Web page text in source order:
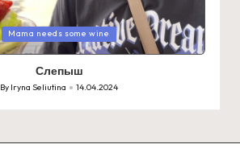
Mama needs some wine
Слепыш
Posted
By Iryna Seliutina 14.04.2024